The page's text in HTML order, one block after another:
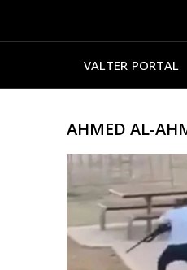
VALTER PORTAL
AHMED AL-